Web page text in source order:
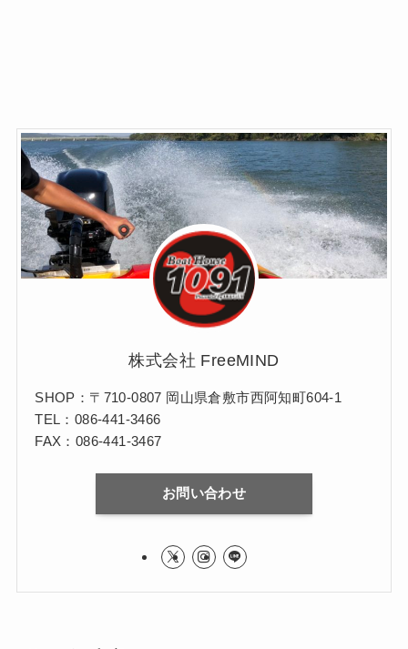
株式会社 FreeMIND
SHOP：〒710-0807 岡山県倉敷市西阿知町604-1
TEL：086-441-3466
FAX：086-441-3467
お問い合わせ